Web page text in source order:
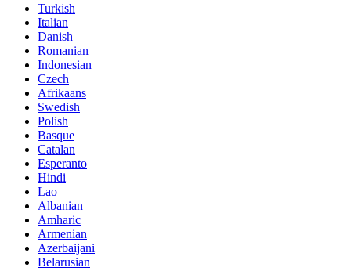
Turkish
Italian
Danish
Romanian
Indonesian
Czech
Afrikaans
Swedish
Polish
Basque
Catalan
Esperanto
Hindi
Lao
Albanian
Amharic
Armenian
Azerbaijani
Belarusian